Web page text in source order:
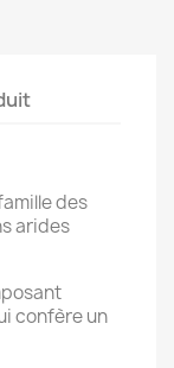
des
arides
confère un